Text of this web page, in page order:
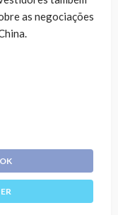
as negociações